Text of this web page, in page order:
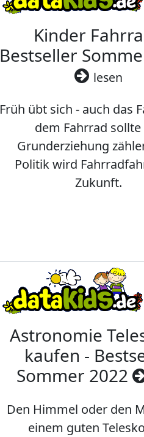
Kinder
Bestseller
lesen
Früh übt sich - auch das
dem Fahrrad sollte
Grunderziehung
Politik wird
Zukunft.
Astronomie
kaufen -
Sommer 2022
Den Himmel oder den
einem guten